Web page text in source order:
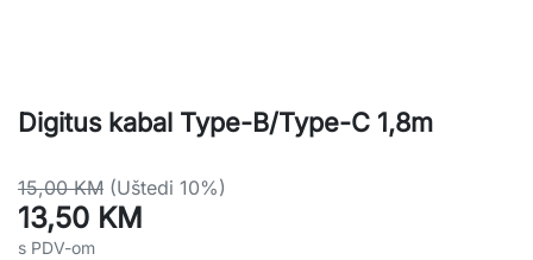
Digitus kabal Type-B/Type-C 1,8m
15,00 KM (Uštedi 10%)
13,50 KM
s PDV-om